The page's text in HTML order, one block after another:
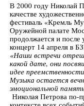
В 2000 году Николай
качестве
фестиваль «Кремль
Оружейной палате
продолжается и
концерт 14 апреля в
«Наши встречи
какой дате, они
идее
Музыка остается
эмоциональной
Николая Петрова по-